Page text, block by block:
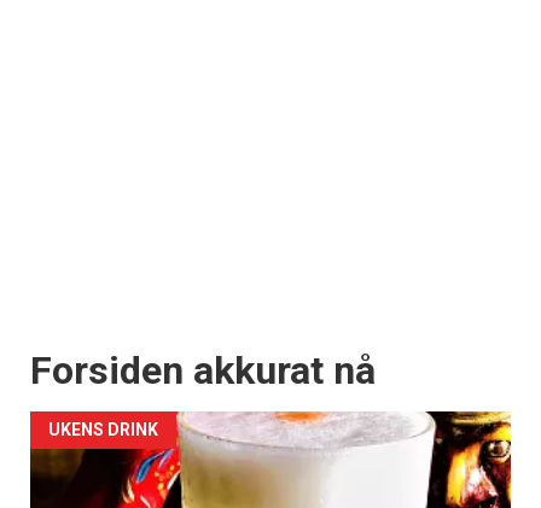
Forsiden akkurat nå
UKENS DRINK